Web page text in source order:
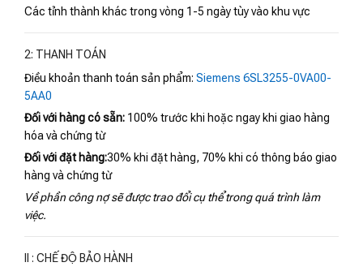
Các tỉnh thành khác trong vòng 1-5 ngày tùy vào khu vực
2: THANH TOÁN
Điều khoản thanh toán sản phẩm: Siemens 6SL3255-0VA00-
5AA0
Đối với hàng có sẵn: 100% trước khi hoặc ngay khi giao hàng
hóa và chứng từ
Đối với đặt hàng:30% khi đặt hàng, 70% khi có thông báo giao
hàng và chứng từ
Về phần công nợ sẽ được trao đổi cụ thể trong quá trình làm
việc.
II : CHẾ ĐỘ BẢO HÀNH